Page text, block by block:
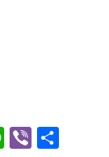
WhatsApp
Viber